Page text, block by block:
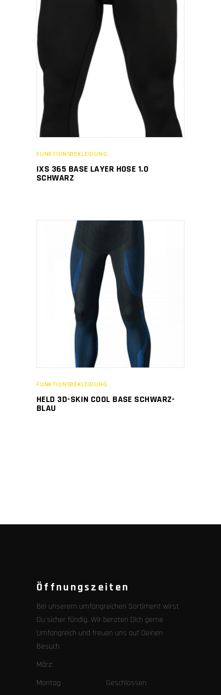
FUNKTIONSBEKLEIDUNG
IXS 365 BASE LAYER HOSE 1.0
SCHWARZ
FUNKTIONSBEKLEIDUNG
HELD 3D-SKIN COOL BASE SCHWARZ-
BLAU
Öffnungszeiten
Bei unserem umfangreichen Sortiment wirst
Du sicher fündig. Wir beraten Dich gerne
Umfangreich und freuen uns auf Deinen
Besuch
März:
Montag Geschlossen